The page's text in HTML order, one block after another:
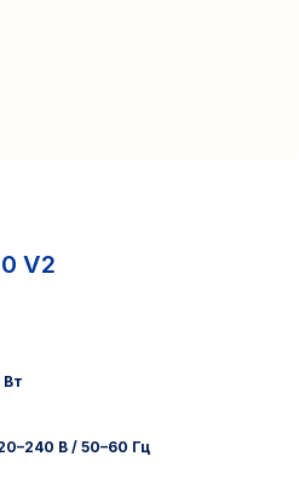
V2
Вт
В / 50–60 Гц